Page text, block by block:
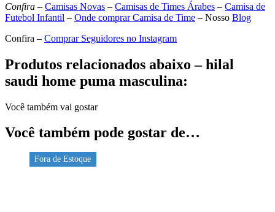
Confira – Camisas Novas – Camisas de Times Árabes – Camisa de
Futebol Infantil – Onde comprar Camisa de Time – Nosso Blog
Confira – Comprar Seguidores no Instagram
Produtos relacionados abaixo – hilal
saudi home puma masculina:
Você também vai gostar
Você também pode gostar de…
Fora de Estoque